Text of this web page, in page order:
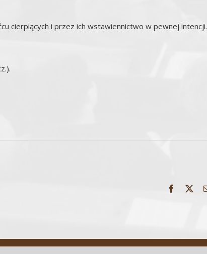
cierpiących i przez ich wstawiennictwo w pewnej intencji.
Facebook